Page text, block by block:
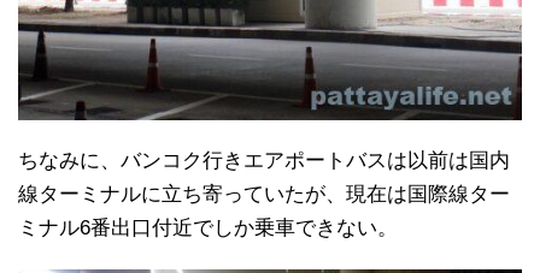
ちなみに、バンコク行きエアポートバスは以前は国内
線ターミナルに立ち寄っていたが、現在は国際線ター
ミナル6番出口付近でしか乗車できない。